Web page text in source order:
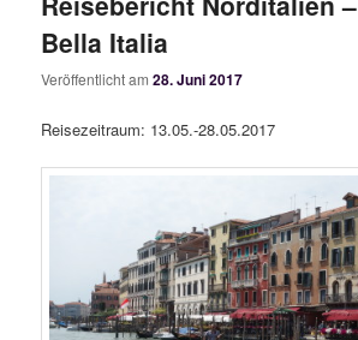
Bella Italia
Veröffentlicht am28. Juni 2017
Reisezeitraum: 13.05.-28.05.2017